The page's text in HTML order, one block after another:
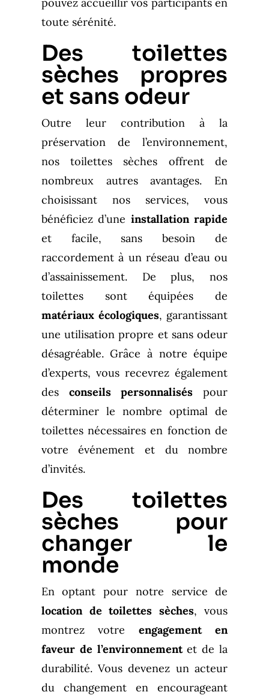
toute sérénité.
Des toilettes
sèches propres
et sans odeur
Outre leur contribution à la
préservation de l’environnement,
nos toilettes sèches offrent de
nombreux autres avantages. En
choisissant nos services, vous
bénéficiez d’une installation rapide
et facile, sans besoin de
raccordement à un réseau d’eau ou
d’assainissement. De plus, nos
toilettes sont équipées de
matériaux écologiques, garantissant
une utilisation propre et sans odeur
désagréable. Grâce à notre équipe
d’experts, vous recevrez également
des conseils personnalisés pour
déterminer le nombre optimal de
toilettes nécessaires en fonction de
votre événement et du nombre
d’invités.
Des toilettes
sèches pour
changer le
monde
En optant pour notre service de
location de toilettes sèches, vous
montrez votre engagement en
faveur de l’environnementet de la
durabilité. Vous devenez un acteur
du changement en encourageant